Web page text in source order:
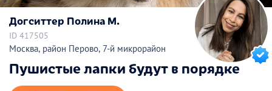
Догситтер Полина М.
ID 417505
Москва, район Перово, 7-й микрорайон
Пушистые лапки будут в порядке